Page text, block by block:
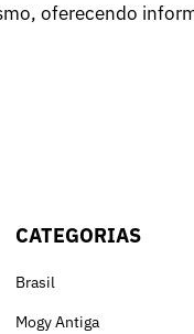
oferecendo
CATEGORIAS
Brasil
Mogy Antiga